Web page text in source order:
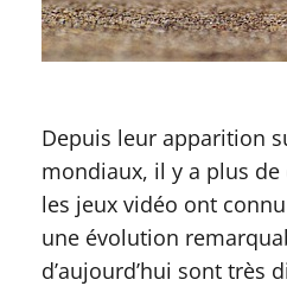
Depuis leur apparition
mondiaux, il y a plus
les jeux vidéo ont
une évolution
d’aujourd’hui sont très